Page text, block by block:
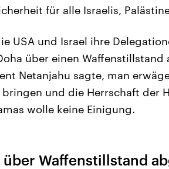
für alle Israelis,
USA und Israel ihre
über einen Waffenstillstand
Netanjahu sagte, man
bringen und die Herrschaft der
wolle keine Einigung.
über Waffenstillstand